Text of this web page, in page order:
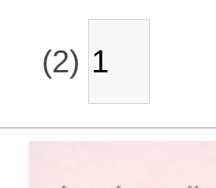
(2)